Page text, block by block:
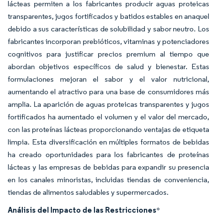
lácteas permiten a los fabricantes producir aguas proteicas
transparentes, jugos fortificados y batidos estables en anaquel
debido a sus características de solubilidad y sabor neutro. Los
fabricantes incorporan prebióticos, vitaminas y potenciadores
cognitivos para justificar precios premium al tiempo que
abordan objetivos específicos de salud y bienestar. Estas
formulaciones mejoran el sabor y el valor nutricional,
aumentando el atractivo para una base de consumidores más
amplia. La aparición de aguas proteicas transparentes y jugos
fortificados ha aumentado el volumen y el valor del mercado,
con las proteínas lácteas proporcionando ventajas de etiqueta
limpia. Esta diversificación en múltiples formatos de bebidas
ha creado oportunidades para los fabricantes de proteínas
lácteas y las empresas de bebidas para expandir su presencia
en los canales minoristas, incluidas tiendas de conveniencia,
tiendas de alimentos saludables y supermercados.
Análisis del Impacto de las Restricciones*